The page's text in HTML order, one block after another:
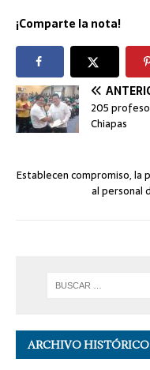
¡Comparte la nota!
205
Chiapas
Establecen compromiso, la
al personal
ARCHIVO HISTÓRICO